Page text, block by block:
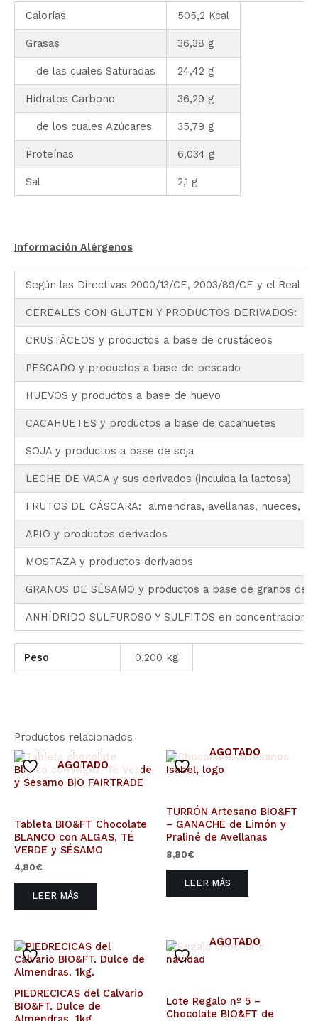
Calorías 505,2 Kcal
Grasas 36,38 g
de las cuales Saturadas 24,42 g
Hidratos Carbono 36,29 g
de los cuales Azúcares 35,79 g
Proteínas 6,034 g
Sal 2,1 g
Información Alérgenos
Según las Directivas 2000/13/CE, 2003/89/CE y el Real
CEREALES CON GLUTEN Y PRODUCTOS
CRUSTÁCEOS y productos a base de crustáceos
PESCADO y productos a base de pescado
HUEVOS y productos a base de huevo
CACAHUETES y productos a base de cacahuetes
SOJA y productos a base de soja
LECHE DE VACA y sus derivados (incluida la lactosa)
FRUTOS DE CÁSCARA: almendras, avellanas, nueces,
APIO y productos derivados
MOSTAZA y productos derivados
GRANOS DE SÉSAMO y productos a base de granos de
ANHÍDRIDO SULFUROSO Y SULFITOS en
Peso 0,200 kg
Productos relacionados
AGOTADO
Tableta BIO&FT Chocolate
BLANCO con ALGAS, TÉ
VERDE y SÉSAMO
4,80€
LEER MÁS
AGOTADO
TURRÓN Artesano BIO&FT
– GANACHE de Limón y
Praliné de Avellanas
8,80€
LEER MÁS
PIEDRECICAS del Calvario
BIO&FT. Dulce de
AGOTADO
Lote Regalo nº 5 –
Chocolate BIO&FT de